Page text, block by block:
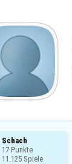
Schach
17 Punkte
11.125 Spiele